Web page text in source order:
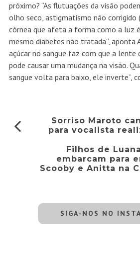
próximo? “As flutuações da visão
olho seco, astigmatismo não corrigido
córnea que afeta a forma como a luz
mesmo diabetes não tratada”, aponta
açúcar no sangue faz com que a lente
pode causar uma mudança na visão.
sangue volta para baixo, ele inverte”,
Sorriso Maroto
para vocalista
Filhos de
embarcam para
Scooby e Anitta na
SIGA-NOS NO